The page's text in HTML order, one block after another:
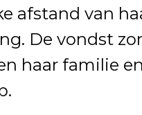
afstand van
De vondst
haar familie